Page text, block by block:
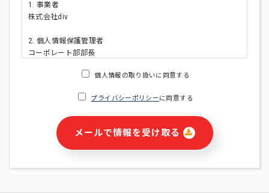
1. 事業者
株式会社div
2. 個人情報保護管理者
コーポレート部部長
・ご請求された資料の送付のため
・本サービス及び本サービスに関連する情報(当社及び第三者の
サービス又は商品等の広告配信・宣伝を含みますが、それらに
個人情報の取り扱いに同意する
プライバシーポリシーに同意する
メールで情報を受け取る